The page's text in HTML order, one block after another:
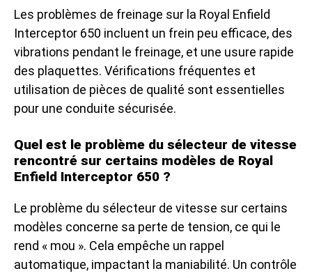
Les problèmes de freinage sur la Royal Enfield
Interceptor 650 incluent un frein peu efficace, des
vibrations pendant le freinage, et une usure rapide
des plaquettes. Vérifications fréquentes et
utilisation de pièces de qualité sont essentielles
pour une conduite sécurisée.
Quel est le problème du sélecteur de vitesse
rencontré sur certains modèles de Royal
Enfield Interceptor 650 ?
Le problème du sélecteur de vitesse sur certains
modèles concerne sa perte de tension, ce qui le
rend « mou ». Cela empêche un rappel
automatique, impactant la maniabilité. Un contrôle